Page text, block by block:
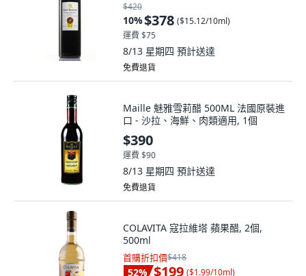
$420
10%$378 ($15.12/10ml)
運費 $75
8/13 星期四 預計送達
免費退貨
Maille 魅雅雪莉醋 500ML 法國原裝進
口 - 沙拉、海鮮、肉類適用, 1個
$390
運費 $90
8/13 星期四 預計送達
免費退貨
COLAVITA 寇拉維塔 蘋果醋, 2個,
500ml
首購折扣價$418
52% $199 ($1.99/10ml)